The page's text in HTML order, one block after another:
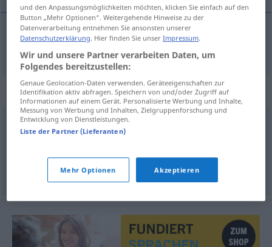
成堆的[chéngduīde] haufenweise
Synonyme für "haufenweise"
massenweise,reihenweise
© OpenThesaurus.de
und den Anpassungsmöglichkeiten möchten, klicken Sie einfach auf den
Button „Mehr Optionen“. Weitergehende Hinweise zu der
Datenverarbeitung entnehmen Sie ansonsten unserer
Datenschutzerklärung. Hier finden Sie unserImpressum.
Wir und unsere Partner verarbeiten Daten, um
Folgendes bereitzustellen:
Genaue Geolocation-Daten verwenden. Geräteeigenschaften zur
Identifikation aktiv abfragen. Speichern von und/oder Zugriff auf
Informationen auf einem Gerät. Personalisierte Werbung und Inhalte,
Messung von Werbung und Inhalten, Zielgruppenforschung und
Entwicklung von Dienstleistungen.
Liste der Partner (Lieferanten)
Mehr Optionen Akzeptieren